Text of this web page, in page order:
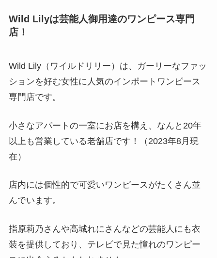
Wild Lilyは芸能人御用達のワンピース専門
店！
Wild Lily（ワイルドリリー）は、ガーリーなファッ
ションを好む女性に人気のインポートワンピース
専門店です。
小さなアパートの一室にお店を構え、なんと20年
以上も営業している老舗店です！（2023年8月現
在）
店内には個性的で可愛いワンピースがたくさん並
んでいます。
指原莉乃さんや高城れにさんなどの芸能人にも衣
装を提供しており、テレビで見た憧れのワンピー